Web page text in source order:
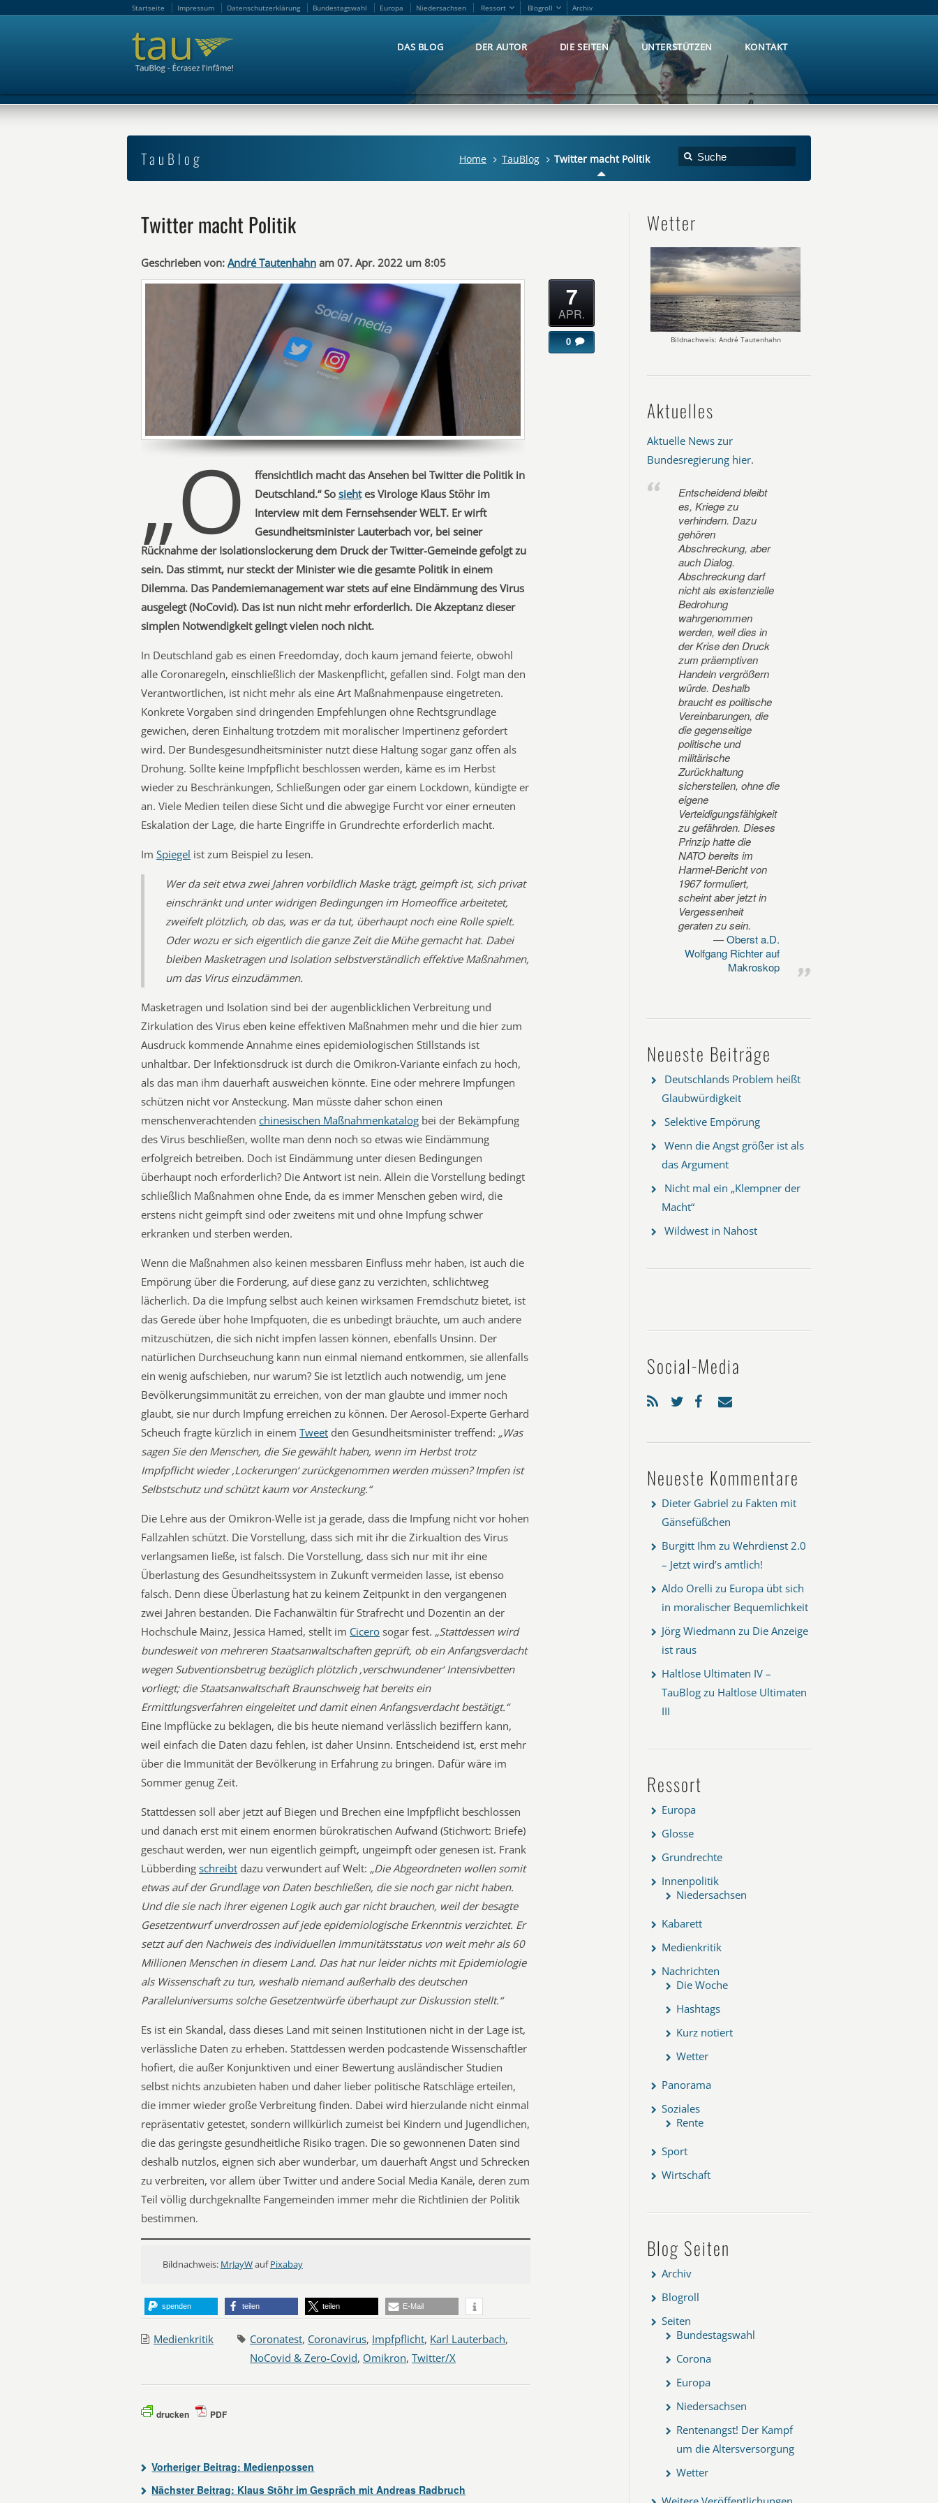
Startseite Impressum Datenschutzerklärung Bundestagswahl Europa Niedersachsen Ressort Blogroll Archiv
DAS BLOG DER AUTOR DIE SEITEN UNTERSTÜTZEN KONTAKT
TauBlog Home TauBlog Twitter macht Politik
Twitter macht Politik
Geschrieben von: André Tautenhahn am 07. Apr. 2022 um 8:05
„O
ffensichtlich macht das Ansehen bei Twitter die Politik in
Deutschland.“ So siehtes Virologe Klaus Stöhr im
Interview mit dem Fernsehsender WELT. Er wirft
Gesundheitsminister Lauterbach vor, bei seiner
Rücknahme der Isolationslockerung dem Druck der Twitter-Gemeinde gefolgt zu
sein. Das stimmt, nur steckt der Minister wie die gesamte Politik in einem
Dilemma. Das Pandemiemanagement war stets auf eine Eindämmung des Virus
ausgelegt (NoCovid). Das ist nun nicht mehr erforderlich. Die Akzeptanz dieser
simplen Notwendigkeit gelingt vielen noch nicht.
In Deutschland gab es einen Freedomday, doch kaum jemand feierte, obwohl
alle Coronaregeln, einschließlich der Maskenpflicht, gefallen sind. Folgt man den
Verantwortlichen, ist nicht mehr als eine Art Maßnahmenpause eingetreten.
Konkrete Vorgaben sind dringenden Empfehlungen ohne Rechtsgrundlage
gewichen, deren Einhaltung trotzdem mit moralischer Impertinenz gefordert
wird. Der Bundesgesundheitsminister nutzt diese Haltung sogar ganz offen als
Drohung. Sollte keine Impfpflicht beschlossen werden, käme es im Herbst
wieder zu Beschränkungen, Schließungen oder gar einem Lockdown, kündigte er
an. Viele Medien teilen diese Sicht und die abwegige Furcht vor einer erneuten
Eskalation der Lage, die harte Eingriffe in Grundrechte erforderlich macht.
Im Spiegel ist zum Beispiel zu lesen.
Wer da seit etwa zwei Jahren vorbildlich Maske trägt, geimpft ist, sich privat
einschränkt und unter widrigen Bedingungen im Homeoffice arbeitetet,
zweifelt plötzlich, ob das, was er da tut, überhaupt noch eine Rolle spielt.
Oder wozu er sich eigentlich die ganze Zeit die Mühe gemacht hat. Dabei
bleiben Masketragen und Isolation selbstverständlich effektive Maßnahmen,
um das Virus einzudämmen.
Masketragen und Isolation sind bei der augenblicklichen Verbreitung und
Zirkulation des Virus eben keine effektiven Maßnahmen mehr und die hier zum
Ausdruck kommende Annahme eines epidemiologischen Stillstands ist
unhaltbar. Der Infektionsdruck ist durch die Omikron-Variante einfach zu hoch,
als das man ihm dauerhaft ausweichen könnte. Eine oder mehrere Impfungen
schützen nicht vor Ansteckung. Man müsste daher schon einen
menschenverachtenden chinesischen Maßnahmenkatalog bei der Bekämpfung
des Virus beschließen, wollte man denn noch so etwas wie Eindämmung
erfolgreich betreiben. Doch ist Eindämmung unter diesen Bedingungen
überhaupt noch erforderlich? Die Antwort ist nein. Allein die Vorstellung bedingt
schließlich Maßnahmen ohne Ende, da es immer Menschen geben wird, die
erstens nicht geimpft sind oder zweitens mit und ohne Impfung schwer
erkranken und sterben werden.
Wenn die Maßnahmen also keinen messbaren Einfluss mehr haben, ist auch die
Empörung über die Forderung, auf diese ganz zu verzichten, schlichtweg
lächerlich. Da die Impfung selbst auch keinen wirksamen Fremdschutz bietet, ist
das Gerede über hohe Impfquoten, die es unbedingt bräuchte, um auch andere
mitzuschützen, die sich nicht impfen lassen können, ebenfalls Unsinn. Der
natürlichen Durchseuchung kann nun einmal niemand entkommen, sie allenfalls
ein wenig aufschieben, nur warum? Sie ist letztlich auch notwendig, um jene
Bevölkerungsimmunität zu erreichen, von der man glaubte und immer noch
glaubt, sie nur durch Impfung erreichen zu können. Der Aerosol-Experte Gerhard
Scheuch fragte kürzlich in einem Tweet den Gesundheitsminister treffend: „Was
sagen Sie den Menschen, die Sie gewählt haben, wenn im Herbst trotz
Impfpflicht wieder ,Lockerungen‘ zurückgenommen werden müssen? Impfen ist
Selbstschutz und schützt kaum vor Ansteckung.“
Die Lehre aus der Omikron-Welle ist ja gerade, dass die Impfung nicht vor hohen
Fallzahlen schützt. Die Vorstellung, dass sich mit ihr die Zirkualtion des Virus
verlangsamen ließe, ist falsch. Die Vorstellung, dass sich nur mit ihr eine
Überlastung des Gesundheitssystem in Zukunft vermeiden lasse, ist ebenso
falsch. Denn diese Überlastung hat zu keinem Zeitpunkt in den vergangenen
zwei Jahren bestanden. Die Fachanwältin für Strafrecht und Dozentin an der
Hochschule Mainz, Jessica Hamed, stellt im Cicero sogar fest. „Stattdessen wird
bundesweit von mehreren Staatsanwaltschaften geprüft, ob ein Anfangsverdacht
wegen Subventionsbetrug bezüglich plötzlich ,verschwundener‘ Intensivbetten
vorliegt; die Staatsanwaltschaft Braunschweig hat bereits ein
Ermittlungsverfahren eingeleitet und damit einen Anfangsverdacht bestätigt.“
Eine Impflücke zu beklagen, die bis heute niemand verlässlich beziffern kann,
weil einfach die Daten dazu fehlen, ist daher Unsinn. Entscheidend ist, erst mehr
über die Immunität der Bevölkerung in Erfahrung zu bringen. Dafür wäre im
Sommer genug Zeit.
Stattdessen soll aber jetzt auf Biegen und Brechen eine Impfpflicht beschlossen
und danach erst mit einem enormen bürokratischen Aufwand (Stichwort: Briefe)
geschaut werden, wer nun eigentlich geimpft, ungeimpft oder genesen ist. Frank
Lübberding schreibt dazu verwundert auf Welt: „Die Abgeordneten wollen somit
etwas auf der Grundlage von Daten beschließen, die sie noch gar nicht haben.
Und die sie nach ihrer eigenen Logik auch gar nicht brauchen, weil der besagte
Gesetzentwurf unverdrossen auf jede epidemiologische Erkenntnis verzichtet. Er
setzt auf den Nachweis des individuellen Immunitätsstatus von weit mehr als 60
Millionen Menschen in diesem Land. Das hat nur leider nichts mit Epidemiologie
als Wissenschaft zu tun, weshalb niemand außerhalb des deutschen
Paralleluniversums solche Gesetzentwürfe überhaupt zur Diskussion stellt.“
Es ist ein Skandal, dass dieses Land mit seinen Institutionen nicht in der Lage ist,
verlässliche Daten zu erheben. Stattdessen werden podcastende Wissenschaftler
hofiert, die außer Konjunktiven und einer Bewertung ausländischer Studien
selbst nichts anzubieten haben und daher lieber politische Ratschläge erteilen,
die immer wieder große Verbreitung finden. Dabei wird hierzulande nicht einmal
repräsentativ getestet, sondern willkürlich zumeist bei Kindern und Jugendlichen,
die das geringste gesundheitliche Risiko tragen. Die so gewonnenen Daten sind
deshalb nutzlos, eignen sich aber wunderbar, um dauerhaft Angst und Schrecken
zu verbreiten, vor allem über Twitter und andere Social Media Kanäle, deren zum
Teil völlig durchgeknallte Fangemeinden immer mehr die Richtlinien der Politik
bestimmen.
Bildnachweis: MrJayWaufPixabay
spenden teilen teilen E-Mail
7
APR.
0
Medienkritik Coronatest, Coronavirus, Impfpflicht, Karl Lauterbach,
NoCovid & Zero-Covid, Omikron, Twitter/X
drucken PDF
Vorheriger Beitrag: Medienpossen
Nächster Beitrag: Klaus Stöhr im Gespräch mit Andreas Radbruch
Wetter
Bildnachweis: André Tautenhahn
Aktuelles
Aktuelle News zur
Bundesregierung hier.
Entscheidend bleibt
es, Kriege zu
verhindern. Dazu
gehören
Abschreckung, aber
auch Dialog.
Abschreckung darf
nicht als existenzielle
Bedrohung
wahrgenommen
werden, weil dies in
der Krise den Druck
zum präemptiven
Handeln vergrößern
würde. Deshalb
braucht es politische
Vereinbarungen, die
die gegenseitige
politische und
militärische
Zurückhaltung
sicherstellen, ohne die
eigene
Verteidigungsfähigkeit
zu gefährden. Dieses
Prinzip hatte die
NATO bereits im
Harmel-Bericht von
1967 formuliert,
scheint aber jetzt in
Vergessenheit
geraten zu sein.
Oberst a.D.
Wolfgang Richter auf
Makroskop
Neueste Beiträge
Deutschlands Problem heißt
Glaubwürdigkeit
Selektive Empörung
Wenn die Angst größer ist als
das Argument
Nicht mal ein „Klempner der
Macht“
Wildwest in Nahost
Social-Media
Neueste Kommentare
Dieter Gabriel zu Fakten mit
Gänsefüßchen
Burgitt Ihm zu Wehrdienst 2.0
– Jetzt wird’s amtlich!
Aldo Orelli zu Europa übt sich
in moralischer Bequemlichkeit
Jörg Wiedmann zu Die Anzeige
ist raus
Haltlose Ultimaten IV –
TauBlog zu Haltlose Ultimaten
III
Ressort
Europa
Glosse
Grundrechte
Innenpolitik
Niedersachsen
Kabarett
Medienkritik
Nachrichten
Die Woche
Hashtags
Kurz notiert
Wetter
Panorama
Soziales
Rente
Sport
Wirtschaft
Blog Seiten
Archiv
Blogroll
Seiten
Bundestagswahl
Corona
Europa
Niedersachsen
Rentenangst! Der Kampf
um die Altersversorgung
Wetter
Startseite Impressum Datenschutzerklärung Bundestagswahl Europa Niedersachsen Ressort Blogroll Archiv
DAS BLOG DER AUTOR DIE SEITEN UNTERSTÜTZEN KONTAKT